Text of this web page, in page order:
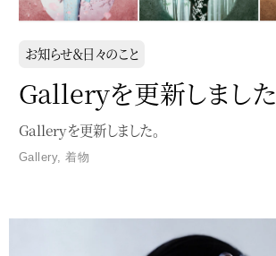
お知らせ＆日々のこと
Galleryを更新しました
Galleryを更新しました。
Gallery,着物
Service